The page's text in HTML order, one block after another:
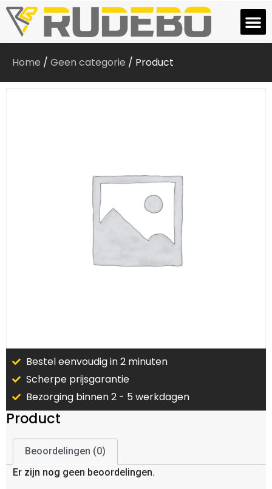
Home / Geen categorie / Product
Bestel eenvoudig in 2 minuten
Scherpe prijsgarantie
Bezorging binnen 2 - 5 werkdagen
Product
Beoordelingen (0)
Er zijn nog geen beoordelingen.